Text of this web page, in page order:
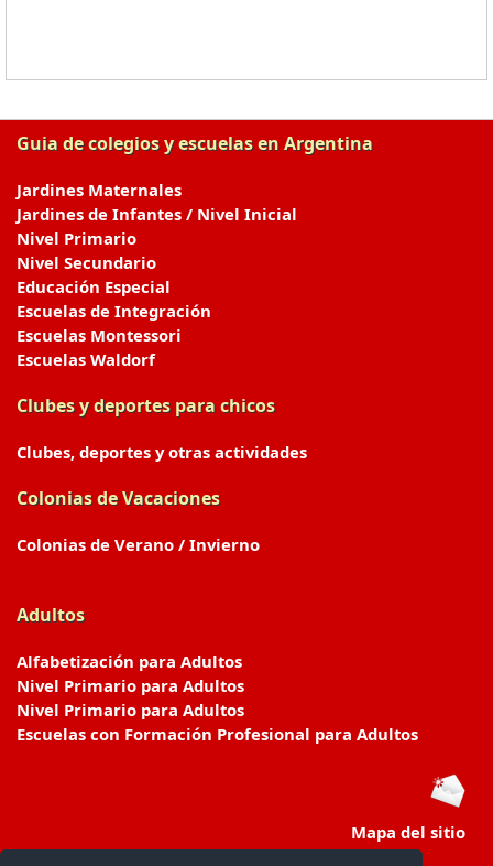
Guia de colegios y escuelas en Argentina
Jardines Maternales
Jardines de Infantes / Nivel Inicial
Nivel Primario
Nivel Secundario
Educación Especial
Escuelas de Integración
Escuelas Montessori
Escuelas Waldorf
Clubes y deportes para chicos
Clubes, deportes y otras actividades
Colonias de Vacaciones
Colonias de Verano / Invierno
Adultos
Alfabetización para Adultos
Nivel Primario para Adultos
Nivel Primario para Adultos
Escuelas con Formación Profesional para Adultos
Mapa del sitio